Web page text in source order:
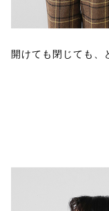
開けても閉じても、